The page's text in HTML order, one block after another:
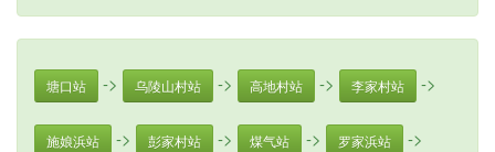
塘口站 -> 乌陵山村站 -> 高地村站 -> 李家村站 ->
施娘浜站 -> 彭家村站 -> 煤气站 -> 罗家浜站 ->